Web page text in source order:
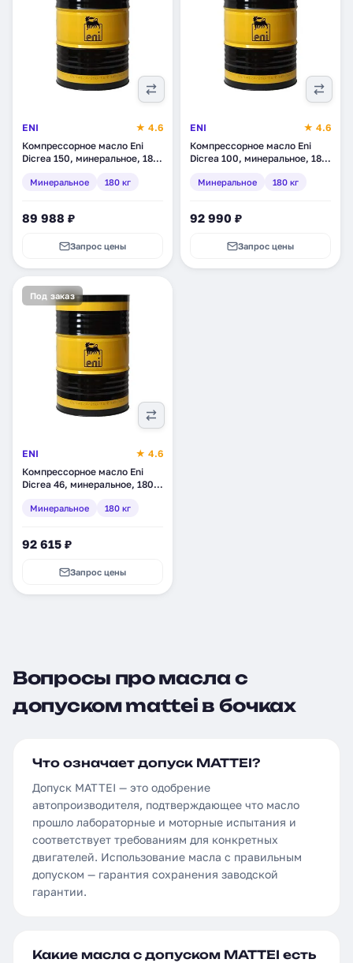
ENI
★ 4.6
Компрессорное масло Eni
Dicrea 150, минеральное, 180
Минеральное 180 кг
89 988 ₽
Запрос цены
ENI
★ 4.6
Компрессорное масло Eni
Dicrea 100, минеральное, 180
Минеральное 180 кг
92 990 ₽
Запрос цены
Под заказ
ENI
★ 4.6
Компрессорное масло Eni
Dicrea 46, минеральное, 180
Минеральное 180 кг
92 615 ₽
Запрос цены
Вопросы про масла с
допуском mattei в бочках
Что означает допуск MATTEI?
Допуск MATTEI — это одобрение
автопроизводителя, подтверждающее что масло
прошло лабораторные и моторные испытания и
соответствует требованиям для конкретных
двигателей. Использование масла с правильным
допуском — гарантия сохранения заводской
гарантии.
Какие масла с допуском MATTEI есть